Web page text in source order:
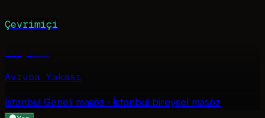
Çevrimiçi
Avrupa Yakası
İstanbul Genelimasöz · İstanbul bireysel masöz